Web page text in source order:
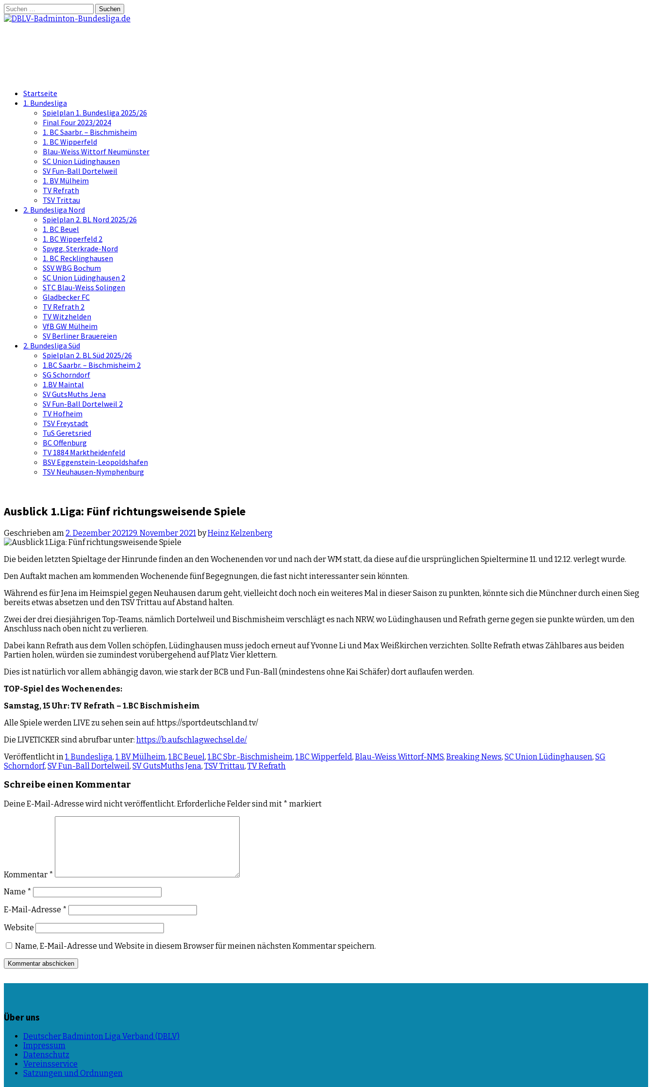
Springe
zum
Suchen
nach:
Startseite
1. Bundesliga
Spielplan 1. Bundesliga 2025/26
Final Four 2023/2024
1. BC Saarbr. – Bischmisheim
1. BC Wipperfeld
Blau-Weiss Wittorf Neumünster
SC Union Lüdinghausen
SV Fun-Ball Dortelweil
1. BV Mülheim
TV Refrath
TSV Trittau
2. Bundesliga Nord
Spielplan 2. BL Nord 2025/26
1. BC Beuel
1. BC Wipperfeld 2
Spvgg. Sterkrade-Nord
1. BC Recklinghausen
SSV WBG Bochum
SC Union Lüdinghausen 2
STC Blau-Weiss Solingen
Gladbecker FC
TV Refrath 2
TV Witzhelden
VfB GW Mülheim
SV Berliner Brauereien
2. Bundesliga Süd
Spielplan 2. BL Süd 2025/26
1.BC Saarbr. – Bischmisheim 2
SG Schorndorf
1.BV Maintal
SV GutsMuths Jena
SV Fun-Ball Dortelweil 2
TV Hofheim
TSV Freystadt
TuS Geretsried
BC Offenburg
TV 1884 Marktheidenfeld
BSV Eggenstein-Leopoldshafen
TSV Neuhausen-Nymphenburg
Ausblick 1.Liga: Fünf richtungsweisende Spiele
Geschrieben am 2. Dezember 202129. November 2021 byHeinz Kelzenberg
Die beiden letzten Spieltage der Hinrunde finden an den Wochenenden vor und nach der WM statt, da diese auf die ursprünglichen Spieltermine 11. und 12.12. verlegt wurde.
Den Auftakt machen am kommenden Wochenende fünf Begegnungen, die fast nicht interessanter sein könnten.
Während es für Jena im Heimspiel gegen Neuhausen darum geht, vielleicht doch noch ein weiteres Mal in dieser Saison zu punkten, könnte sich die Münchner durch einen Sieg
bereits etwas absetzen und den TSV Trittau auf Abstand halten.
Zwei der drei diesjährigen Top-Teams, nämlich Dortelweil und Bischmisheim verschlägt es nach NRW, wo Lüdinghausen und Refrath gerne gegen sie punkte würden, um den
Anschluss nach oben nicht zu verlieren.
Dabei kann Refrath aus dem Vollen schöpfen, Lüdinghausen muss jedoch erneut auf Yvonne Li und Max Weißkirchen verzichten. Sollte Refrath etwas Zählbares aus beiden
Partien holen, würden sie zumindest vorübergehend auf Platz Vier klettern.
Dies ist natürlich vor allem abhängig davon, wie stark der BCB und Fun-Ball (mindestens ohne Kai Schäfer) dort auflaufen werden.
TOP-Spiel des Wochenendes:
Samstag, 15 Uhr: TV Refrath – 1.BC Bischmisheim
Alle Spiele werden LIVE zu sehen sein auf: https://sportdeutschland.tv/
Die LIVETICKER sind abrufbar unter: https://b.aufschlagwechsel.de/
Veröffentlicht in 1. Bundesliga, 1. BV Mülheim, 1.BC Beuel, 1.BC Sbr.-Bischmisheim, 1.BC Wipperfeld, Blau-Weiss Wittorf-NMS, Breaking News, SC Union Lüdinghausen, SG
Schorndorf, SV Fun-Ball Dortelweil, SV GutsMuths Jena, TSV Trittau, TV Refrath
Schreibe einen Kommentar
Deine E-Mail-Adresse wird nicht veröffentlicht. Erforderliche Felder sind mit * markiert
Kommentar *
Name *
E-Mail-Adresse *
Website
Name, E-Mail-Adresse und Website in diesem Browser für meinen nächsten Kommentar speichern.
Über uns
Deutscher Badminton Liga Verband (DBLV)
Impressum
Datenschutz
Vereinsservice
Satzungen und Ordnungen